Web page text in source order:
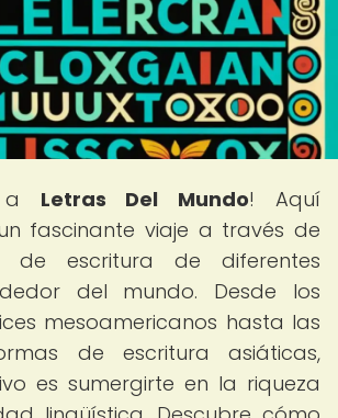
a Letras Del Mundo! Aquí
fascinante viaje a través de
de escritura de diferentes
del mundo. Desde los
mesoamericanos hasta las
de escritura asiáticas,
es sumergirte en la riqueza